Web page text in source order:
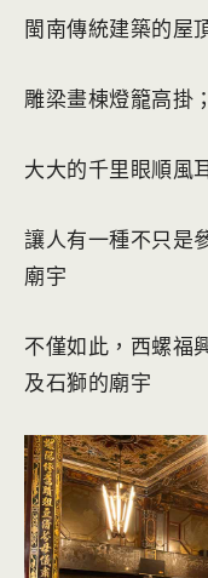
閩南傳統建築的屋
雕梁畫棟燈籠高掛
大大的千里眼順風
讓人有一種不只是
廟宇
不僅如此，西螺福
及石獅的廟宇